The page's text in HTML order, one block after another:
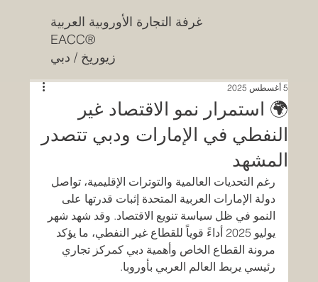
غرفة التجارة الأوروبية العربية
EACC®
زيوريخ / دبي
🌍 استمرار نمو الاقتصاد غير
النفطي في الإمارات ودبي تتصدر
المشهد
5 أغسطس 2025
رغم التحديات العالمية والتوترات الإقليمية، تواصل
دولة الإمارات العربية المتحدة إثبات قدرتها على
النمو في ظل سياسة تنويع الاقتصاد. وقد شهد شهر
يوليو 2025 أداءً قوياً للقطاع غير النفطي، ما يؤكد
مرونة القطاع الخاص وأهمية دبي كمركز تجاري
رئيسي يربط العالم العربي بأوروبا.